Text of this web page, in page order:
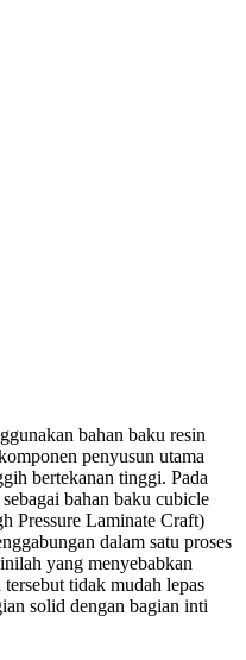
bahan baku resin
penyusun utama
bertekanan tinggi. Pada
bahan baku cubicle
Pressure Laminate Craft)
dalam satu proses
yang menyebabkan
tidak mudah lepas
solid dengan bagian inti